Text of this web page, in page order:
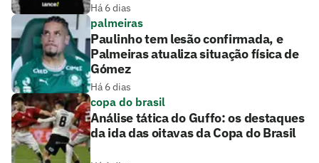
Há 6 dias
palmeiras
Paulinho tem lesão confirmada, e
Palmeiras atualiza situação física de
Gómez
Há 6 dias
copa do brasil
Análise tática do Guffo: os destaques
da ida das oitavas da Copa do Brasil